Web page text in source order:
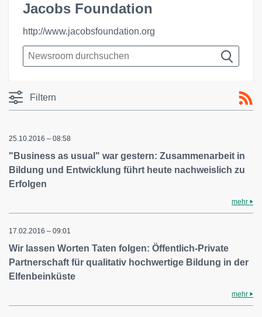
Jacobs Foundation
http://www.jacobsfoundation.org
Filtern
25.10.2016 – 08:58
"Business as usual" war gestern: Zusammenarbeit in
Bildung und Entwicklung führt heute nachweislich zu
Erfolgen
mehr
17.02.2016 – 09:01
Wir lassen Worten Taten folgen: Öffentlich-Private
Partnerschaft für qualitativ hochwertige Bildung in der
Elfenbeinküste
mehr